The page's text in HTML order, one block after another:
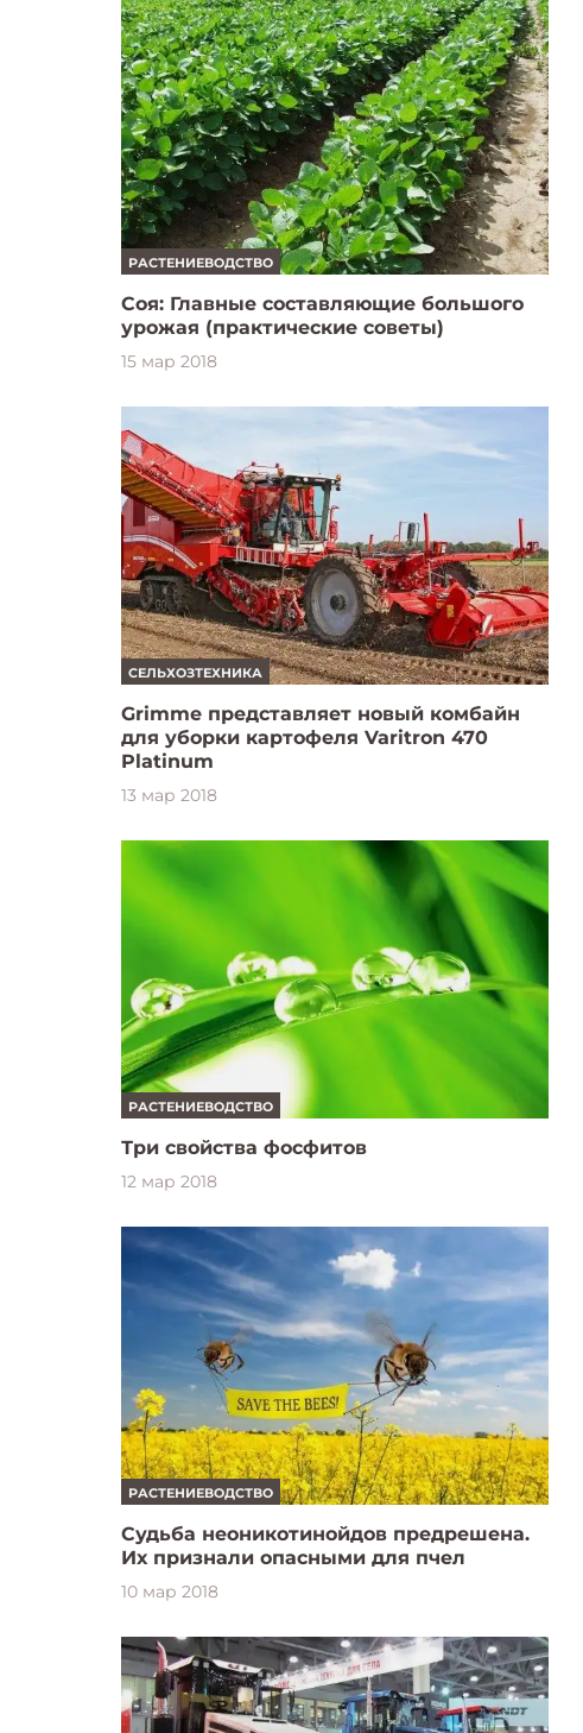
РАСТЕНИЕВОДСТВО
Соя: Главные составляющие большого
урожая (практические советы)
15 мар 2018
СЕЛЬХОЗТЕХНИКА
Grimme представляет новый комбайн
для уборки картофеля Varitron 470
Platinum
13 мар 2018
РАСТЕНИЕВОДСТВО
Три свойства фосфитов
12 мар 2018
РАСТЕНИЕВОДСТВО
Судьба неоникотинойдов предрешена.
Их признали опасными для пчел
10 мар 2018